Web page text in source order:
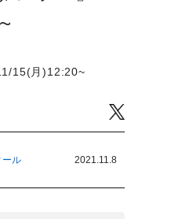
15(月)12:20~
ール 2021.11.8